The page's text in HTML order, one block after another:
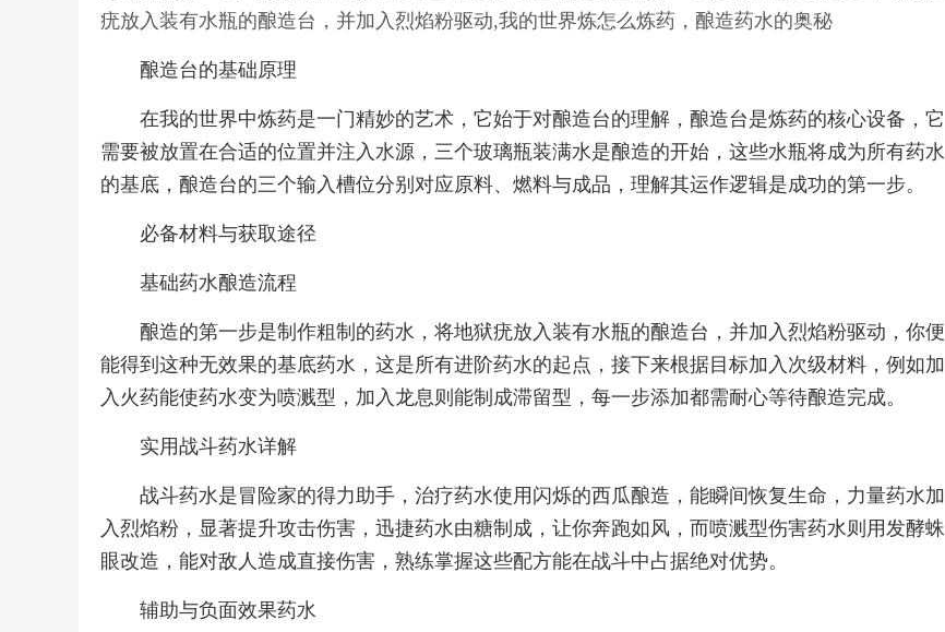
疣放入装有水瓶的酿造台，并加入烈焰粉驱动,我的世界炼怎么炼药，酿造药水的奥秘
酿造台的基础原理
在我的世界中炼药是一门精妙的艺术，它始于对酿造台的理解，酿造台是炼药的核心设备，它
需要被放置在合适的位置并注入水源，三个玻璃瓶装满水是酿造的开始，这些水瓶将成为所有药水
的基底，酿造台的三个输入槽位分别对应原料、燃料与成品，理解其运作逻辑是成功的第一步。
必备材料与获取途径
基础药水酿造流程
酿造的第一步是制作粗制的药水，将地狱疣放入装有水瓶的酿造台，并加入烈焰粉驱动，你便
能得到这种无效果的基底药水，这是所有进阶药水的起点，接下来根据目标加入次级材料，例如加
入火药能使药水变为喷溅型，加入龙息则能制成滞留型，每一步添加都需耐心等待酿造完成。
实用战斗药水详解
战斗药水是冒险家的得力助手，治疗药水使用闪烁的西瓜酿造，能瞬间恢复生命，力量药水加
入烈焰粉，显著提升攻击伤害，迅捷药水由糖制成，让你奔跑如风，而喷溅型伤害药水则用发酵蛛
眼改造，能对敌人造成直接伤害，熟练掌握这些配方能在战斗中占据绝对优势。
辅助与负面效果药水